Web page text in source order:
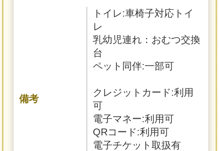
備考
トイレ:車椅子対応トイ
レ
乳幼児連れ：おむつ交換
台
ペット同伴:一部可
クレジットカード:利用
可
電子マネー:利用可
QRコード:利用可
電子チケット取扱有